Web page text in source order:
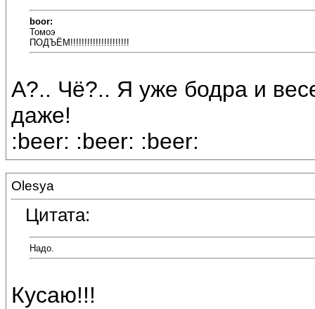
boor:
Томоэ
ПОДЪЁМ!!!!!!!!!!!!!!!!!!!!!
А?.. Чё?.. Я уже бодра и
даже!
:beer: :beer: :beer:
Olesya
Цитата:
Надо.
Кусаю!!!